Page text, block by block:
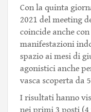
Con la quinta
2021 del meeting
coincide anche
manifestazioni
spazio ai mesi di
agonistici anche
vasca scoperta da
I risultati hanno